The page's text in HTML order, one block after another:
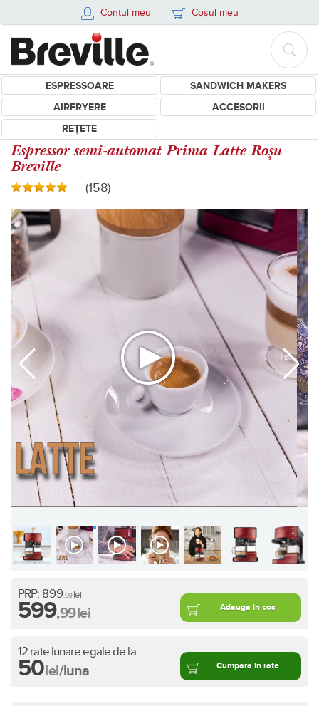
Contul meu Coșul meu
ESPRESSOARE
SANDWICH MAKERS
AIRFRYERE
ACCESORII
REȚETE
Espressor semi-automat Prima Latte Roșu
Breville
(158)
PRP: 899,99lei
599,99lei Adauga in cos
12 rate lunare egale de la
50lei/luna Cumpara in rate